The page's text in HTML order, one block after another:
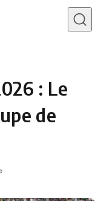
: Le
de